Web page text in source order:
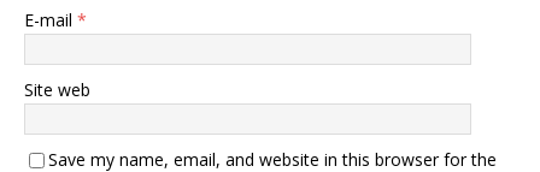
E-mail *
Site web
Save my name, email, and website in this browser for the